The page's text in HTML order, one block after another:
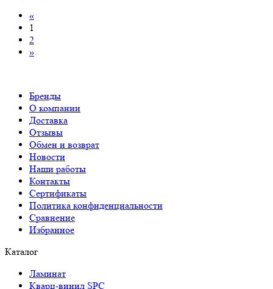
«
1
2
»
Бренды
О компании
Доставка
Отзывы
Обмен и возврат
Новости
Наши работы
Контакты
Сертификаты
Политика конфиденциальности
Сравнение
Избранное
Каталог
Ламинат
Кварц-винил SPC